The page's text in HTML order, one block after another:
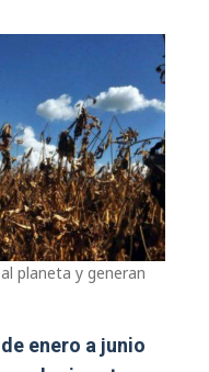
planeta y generan
enero a junio